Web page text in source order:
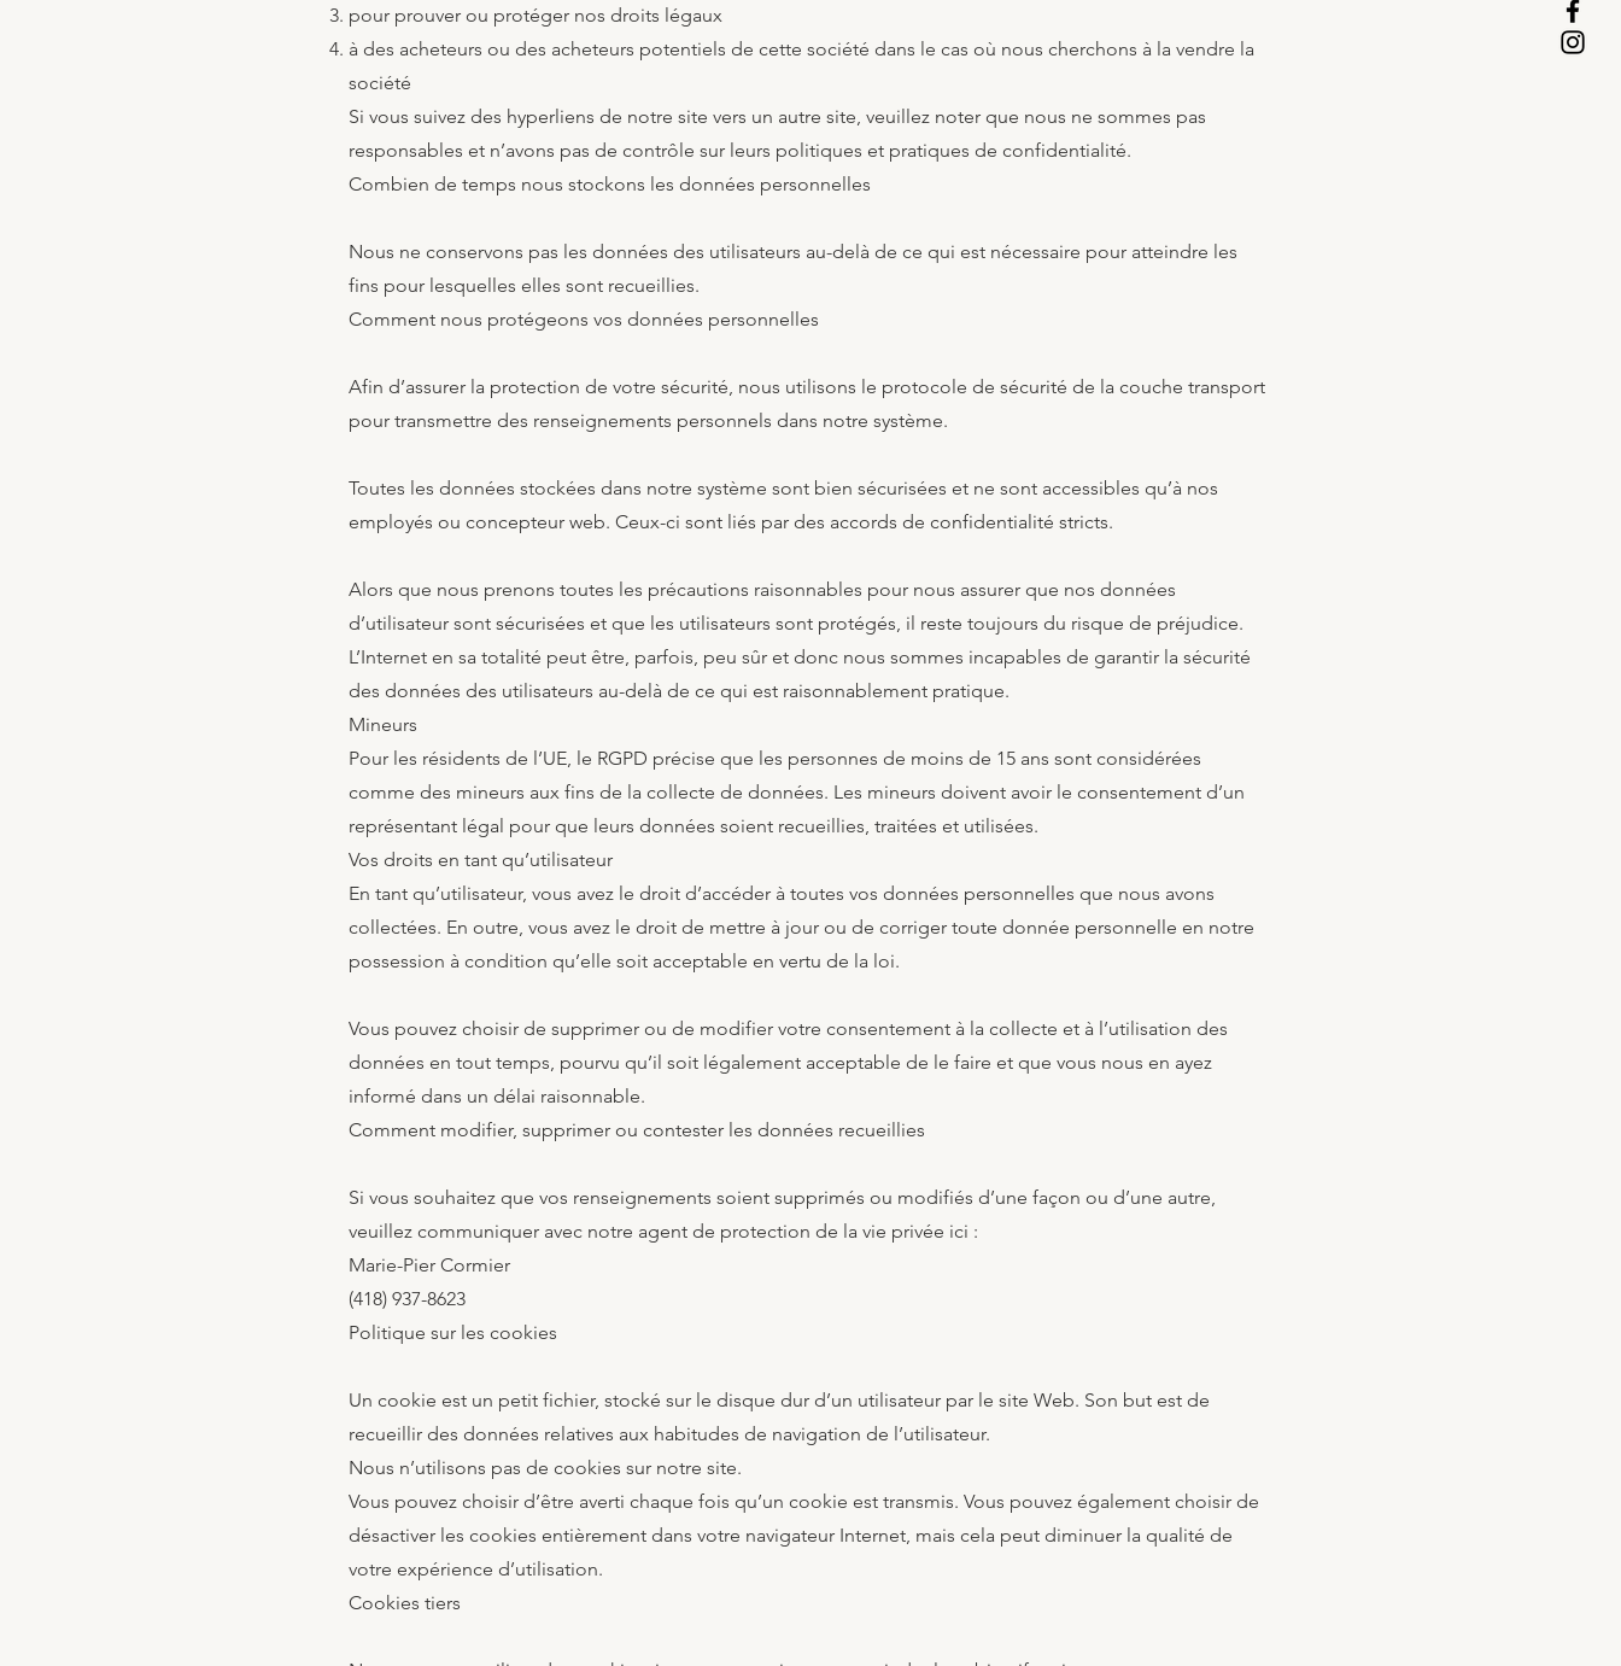
pour prouver ou protéger nos droits légaux
à des acheteurs ou des acheteurs potentiels de cette société dans le cas où nous cherchons à la vendre la
société
Si vous suivez des hyperliens de notre site vers un autre site, veuillez noter que nous ne sommes pas
responsables et n’avons pas de contrôle sur leurs politiques et pratiques de confidentialité.
Combien de temps nous stockons les données personnelles
Nous ne conservons pas les données des utilisateurs au-delà de ce qui est nécessaire pour atteindre les
fins pour lesquelles elles sont recueillies.
Comment nous protégeons vos données personnelles
Afin d’assurer la protection de votre sécurité, nous utilisons le protocole de sécurité de la couche transport
pour transmettre des renseignements personnels dans notre système.
Toutes les données stockées dans notre système sont bien sécurisées et ne sont accessibles qu’à nos
employés ou concepteur web. Ceux-ci sont liés par des accords de confidentialité stricts.
Alors que nous prenons toutes les précautions raisonnables pour nous assurer que nos données
d’utilisateur sont sécurisées et que les utilisateurs sont protégés, il reste toujours du risque de préjudice.
L’Internet en sa totalité peut être, parfois, peu sûr et donc nous sommes incapables de garantir la sécurité
des données des utilisateurs au-delà de ce qui est raisonnablement pratique.
Mineurs
Pour les résidents de l’UE, le RGPD précise que les personnes de moins de 15 ans sont considérées
comme des mineurs aux fins de la collecte de données. Les mineurs doivent avoir le consentement d’un
représentant légal pour que leurs données soient recueillies, traitées et utilisées.
Vos droits en tant qu’utilisateur
En tant qu’utilisateur, vous avez le droit d’accéder à toutes vos données personnelles que nous avons
collectées. En outre, vous avez le droit de mettre à jour ou de corriger toute donnée personnelle en notre
possession à condition qu’elle soit acceptable en vertu de la loi.
Vous pouvez choisir de supprimer ou de modifier votre consentement à la collecte et à l’utilisation des
données en tout temps, pourvu qu’il soit légalement acceptable de le faire et que vous nous en ayez
informé dans un délai raisonnable.
Comment modifier, supprimer ou contester les données recueillies
Si vous souhaitez que vos renseignements soient supprimés ou modifiés d’une façon ou d’une autre,
veuillez communiquer avec notre agent de protection de la vie privée ici :
Marie-Pier Cormier
(418) 937-8623
Politique sur les cookies
Un cookie est un petit fichier, stocké sur le disque dur d’un utilisateur par le site Web. Son but est de
recueillir des données relatives aux habitudes de navigation de l’utilisateur.
Nous n’utilisons pas de cookies sur notre site.
Vous pouvez choisir d’être averti chaque fois qu’un cookie est transmis. Vous pouvez également choisir de
désactiver les cookies entièrement dans votre navigateur Internet, mais cela peut diminuer la qualité de
votre expérience d’utilisation.
Cookies tiers